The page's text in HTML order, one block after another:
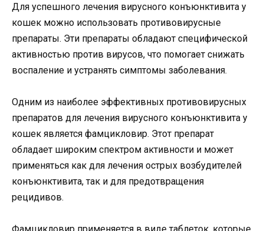
Для успешного лечения вирусного конъюнктивита у
кошек можно использовать противовирусные
препараты. Эти препараты обладают специфической
активностью против вирусов, что помогает снижать
воспаление и устранять симптомы заболевания.
Одним из наиболее эффективных противовирусных
препаратов для лечения вирусного конъюнктивита у
кошек является фамцикловир. Этот препарат
обладает широким спектром активности и может
применяться как для лечения острых возбудителей
конъюнктивита, так и для предотвращения
рецидивов.